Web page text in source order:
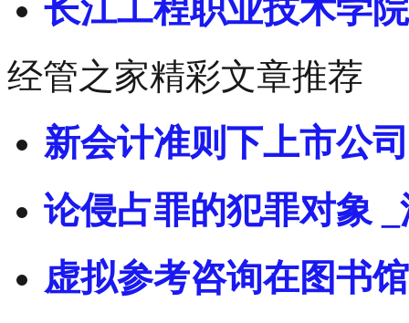
长江工程职业技术学院
经管之家精彩文章推荐
新会计准则下上市公
论侵占罪的犯罪对象 _
虚拟参考咨询在图书